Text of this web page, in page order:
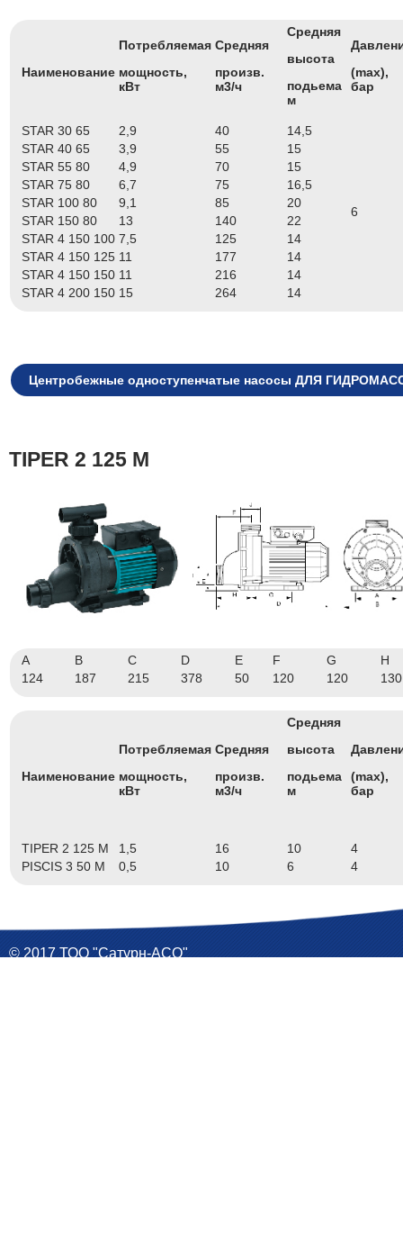
Наименование
Потребляемая
мощность,
кВт
Средняя
произв.
м3/ч
Средняя
высота
подьема
м
(max),
бар
STAR 30 65 2,9 40 14,5
6
STAR 40 65 3,9 55
15
STAR 55 80
4,9 70
15
STAR 75 80
6,7 75
16,5
STAR 100 80
9,1 85
20
STAR 150 80
13 140
22
STAR 4 150 100 7,5 125
14
STAR 4 150 125 11 177
14
STAR 4 150 150 11 216
14
STAR 4 200 150 15 264 14
Центробежные одноступенчатые насосы ДЛЯ
TIPER 2 125 M
A B C D E F G
H
124
187 215 378 50 120 120 130
Наименование
Потребляемая
мощность,
кВт
Средняя
произв.
м3/ч
Средняя
высота
подьема
м
(max),
бар
TIPER 2 125 M 1,5 16 10
4
PISCIS 3 50 M
0,5 10 6 4
© 2017 ТОО "Сатурн-АСО"